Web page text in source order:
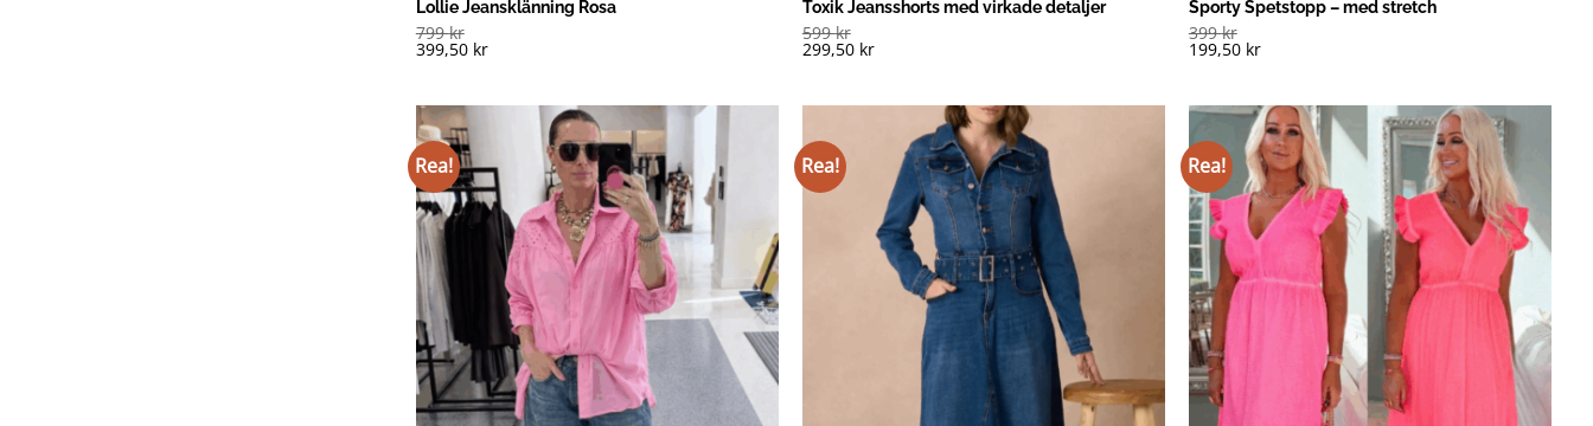
Lollie Jeansklänning Rosa
799kr
399,50 kr
Toxik Jeansshorts med virkade detaljer
599kr
299,50 kr
Sporty Spetstopp – med stretch
399kr
199,50 kr
Rea! Rea! Rea!